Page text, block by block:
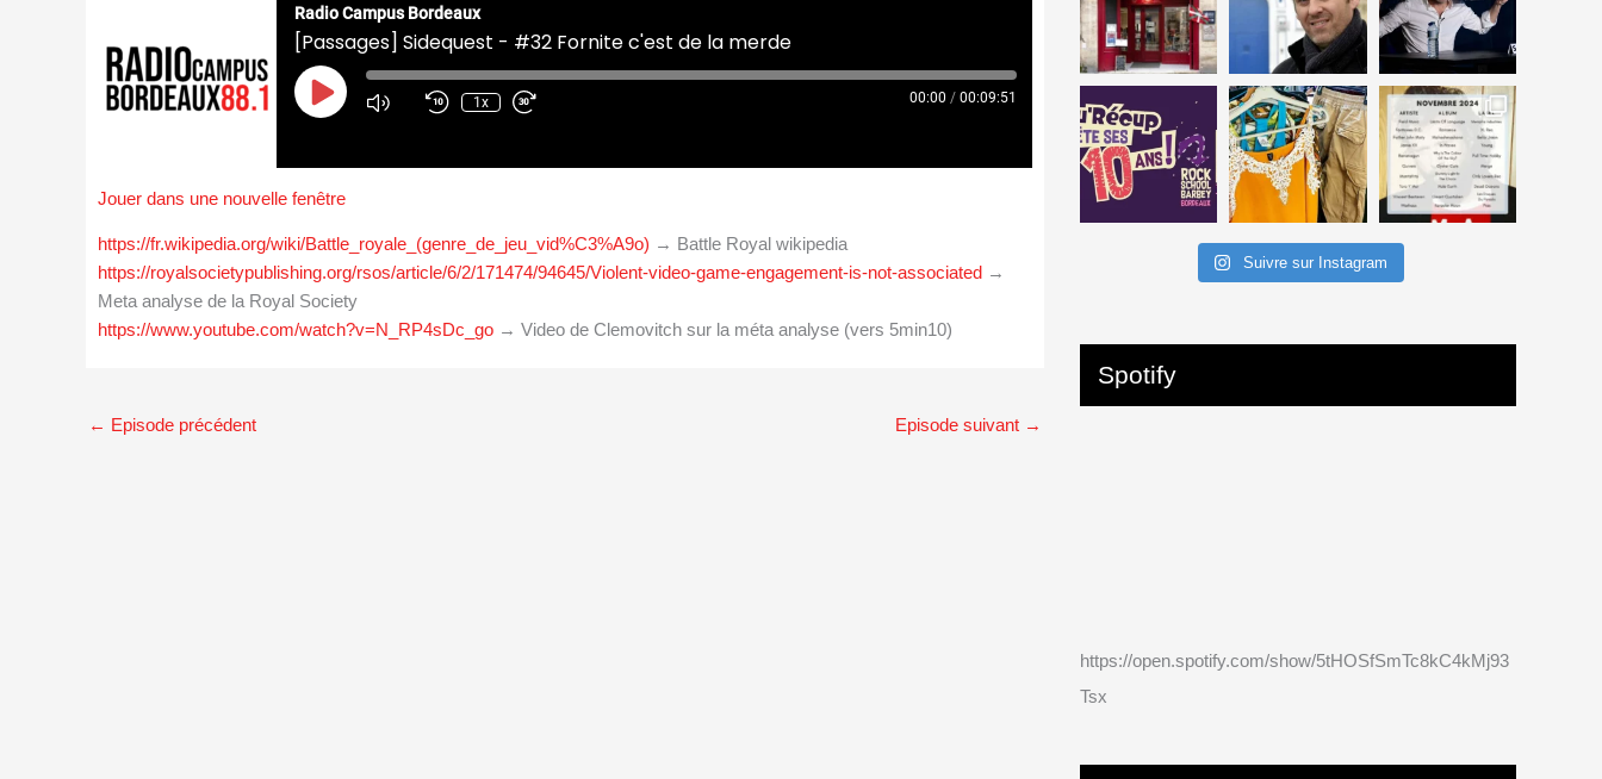
Radio Campus Bordeaux
[Passages] Sidequest - #32 Fornite c'est de la merde
Play
Episode
1x 00:00 / 00:09:51
Jouer dans une nouvelle fenêtre
https://fr.wikipedia.org/wiki/Battle_royale_(genre_de_jeu_vid%C3%A9o) → Battle Royal wikipedia
https://royalsocietypublishing.org/rsos/article/6/2/171474/94645/Violent-video-game-engagement-is-not-associated →
Meta analyse de la Royal Society
https://www.youtube.com/watch?v=N_RP4sDc_go → Video de Clemovitch sur la méta analyse (vers 5min10)
← Episode précédent Episode suivant →
Suivre sur Instagram
Spotify
https://open.spotify.com/show/5tHOSfSmTc8kC4kMj93
Tsx